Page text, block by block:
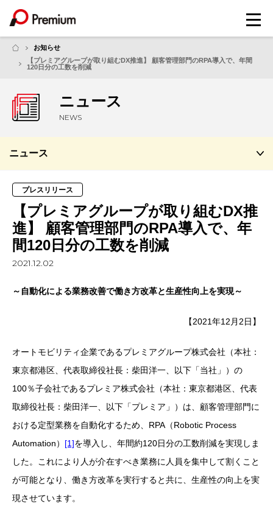
メ
ニ
ー
お知らせ
【プレミアグループが取り組むDX推進】 顧客管理部門のRPA導入で、年間
120日分の工数を削減
ニュース
NEWS
ニュース
プレスリリース
【プレミアグループが取り組むDX推
進】 顧客管理部門のRPA導入で、年
間120日分の工数を削減
2021.12.02
～自動化による業務改善で働き方改革と生産性向上を実現～
【2021年12月2日】
オートモビリティ企業であるプレミアグループ株式会社（本社：
東京都港区、代表取締役社長：柴田洋一、以下「当社」）の
100％子会社であるプレミア株式会社（本社：東京都港区、代表
取締役社長：柴田洋一、以下「プレミア」）は、顧客管理部門に
おける定型業務を自動化するため、 RPA （Robotic Process
Automation） [1]を導入し、年間約120日分の工数削減を実現しま
した。これにより人が介在すべき業務に人員を集中して割くこと
が可能となり、働き方改革を実行すると共に、生産性の向上を実
現させています。